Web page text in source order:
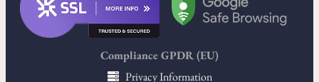
Compliance GPDR (EU)
Privacy Information